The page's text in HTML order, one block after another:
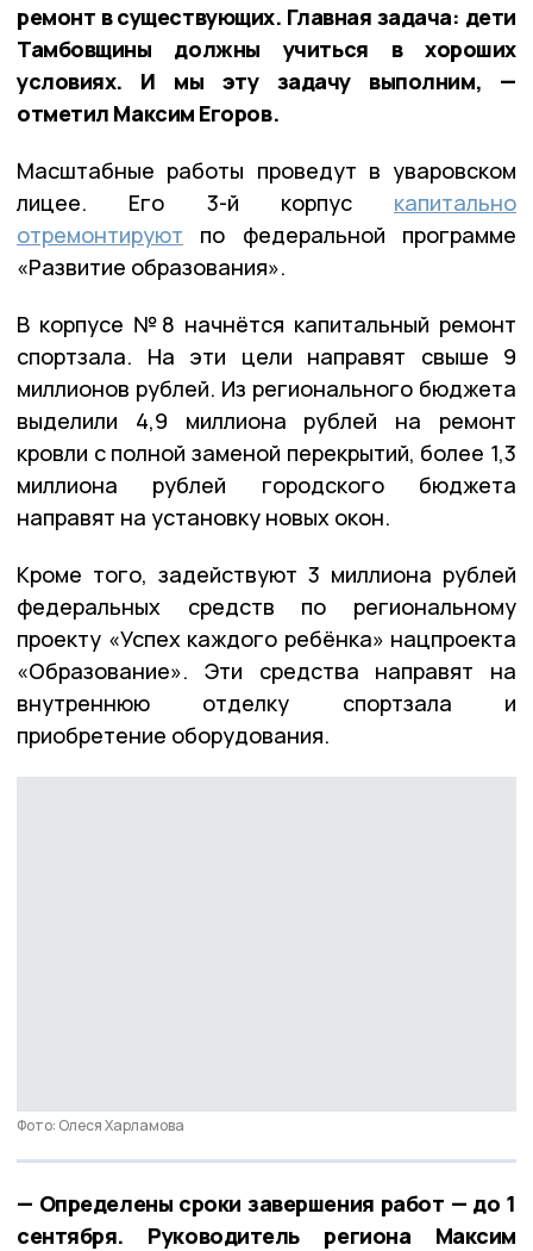
ремонт в существующих. Главная задача: дети
Тамбовщины должны учиться в хороших
условиях. И мы эту задачу выполним, —
отметил Максим Егоров.
Масштабные работы проведут в уваровском
лицее. Его 3-й корпус капитально
отремонтируют по федеральной программе
«Развитие образования».
В корпусе №8 начнётся капитальный ремонт
спортзала. На эти цели направят свыше 9
миллионов рублей. Из регионального бюджета
выделили 4,9 миллиона рублей на ремонт
кровли с полной заменой перекрытий, более 1,3
миллиона рублей городского бюджета
направят на установку новых окон.
Кроме того, задействуют 3 миллиона рублей
федеральных средств по региональному
проекту «Успех каждого ребёнка» нацпроекта
«Образование». Эти средства направят на
внутреннюю отделку спортзала и
приобретение оборудования.
Фото: Олеся Харламова
— Определены сроки завершения работ — до 1
сентября. Руководитель региона Максим